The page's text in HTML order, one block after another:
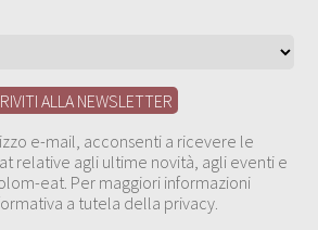
e-mail, acconsenti a ricevere le
relative agli ultime novità, agli eventi e
eat. Per maggiori informazioni
a tutela della privacy.